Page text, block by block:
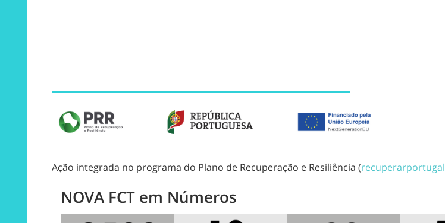
Ação integrada no programa do Plano de Recuperação e Resiliência (
NOVA FCT em Números